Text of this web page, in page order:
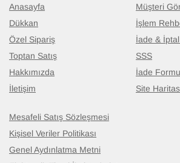
Anasayfa
Dükkan
Özel Sipariş
Toptan Satış
Hakkımızda
İletişim
Müşteri
İşlem
İade &
SSS
İade Formu
Site
Mesafeli Satış Sözleşmesi
Kişisel Veriler Politikası
Genel Aydınlatma Metni